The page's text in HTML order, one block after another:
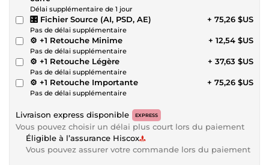
Délai supplémentaire de 1 jour
🎛 Fichier Source (AI, PSD, AE)
Pas de délai supplémentaire
+ 75,26 $US
⚙️ +1 Retouche Minime
Pas de délai supplémentaire
+ 12,54 $US
⚙️ +1 Retouche Légère
Pas de délai supplémentaire
+ 37,63 $US
⚙️ +1 Retouche Importante
Pas de délai supplémentaire
+ 75,26 $US
Livraison express disponible EXPRESS
Vous pouvez choisir un délai plus court lors du paiement
Éligible à l’assurance Hiscox
Vous pouvez assurer votre commande lors du paiement